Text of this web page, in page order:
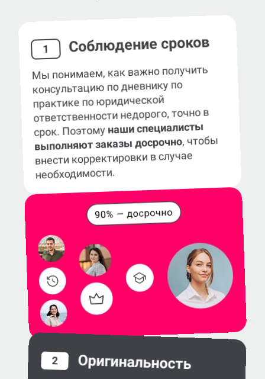
1 Соблюдение сроков
Мы понимаем, как важно получить
консультацию по дневнику по
практике по юридической
ответственности недорого, точно в
срок. Поэтомунаши специалисты
выполняют заказы досрочно, чтобы
внести корректировки в случае
необходимости.
2 Оригинальность